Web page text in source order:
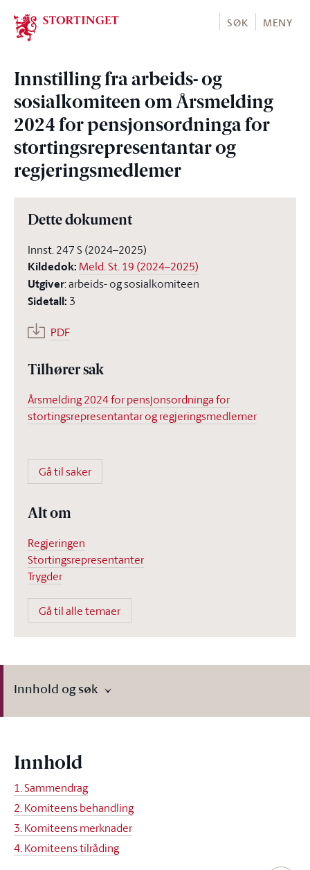
Stortinget.no
SØK MENY
Innstilling fra arbeids- og
sosialkomiteen om Årsmelding
2024 for pensjonsordninga for
stortingsrepresentantar og
regjeringsmedlemer
Dette dokument
Innst. 247 S (2024–2025)
Kildedok: Meld. St. 19 (2024–2025)
Utgiver:arbeids- og sosialkomiteen
Sidetall: 3
PDF
Tilhører sak
Årsmelding 2024 for pensjonsordninga for
stortingsrepresentantar og regjeringsmedlemer
Gå til saker
Alt om
Regjeringen
Stortingsrepresentanter
Trygder
Gå til alle temaer
Innhold og søk
Innhold
1. Sammendrag
2. Komiteens behandling
3. Komiteens merknader
4. Komiteens tilråding